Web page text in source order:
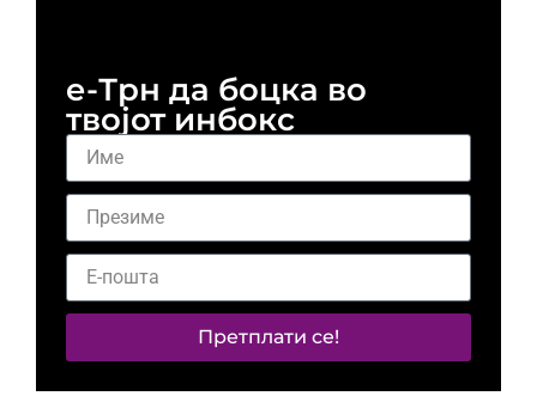
е-Трн да боцка во
твојот инбокс
Претплати се!